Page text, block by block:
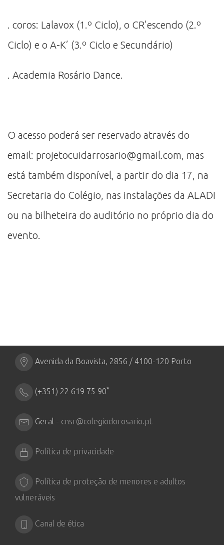
. coros: Lalavox (1.º Ciclo), o CR’escendo (2.º
Ciclo) e o A-K’ (3.º Ciclo e Secundário)
. Academia Rosário Dance.
O acesso poderá ser reservado através do
email: projetocuidarrosario@gmail.com, mas
está também disponível, a partir do dia 17, na
Secretaria do Colégio, nas instalações da ALADI
ou na bilheteira do auditório no próprio dia do
evento.
Avenida da Boavista, 2856 / 4100-120 Porto
(+351) 22 619 75 90*
Geral - cnsr@colegiodorosario.pt
Política de privacidade
Política de proteção de menores e adultos
vulneráveis
Canal de ética